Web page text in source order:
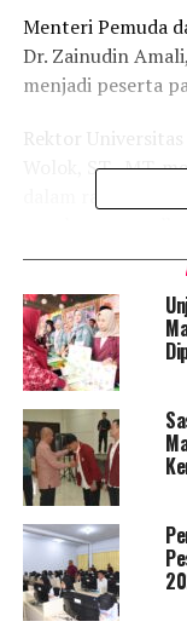
Menteri Pemuda
Dr. Zainudin
menjadi peserta
Rektor
Wolok, ST., MT.
dalam rangka
Yosonegoro yang